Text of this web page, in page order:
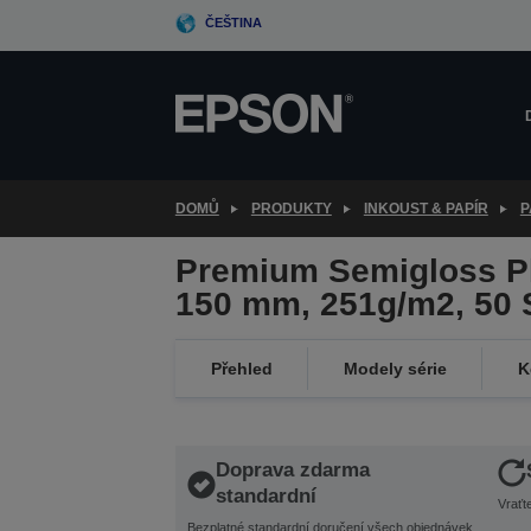
ČEŠTINA
DOMŮ PRODUKTY INKOUST & PAPÍR
Premium Semigloss
150 mm, 251g/m2, 50
Přehled Modely série
Doprava zdarma
standardní
Bezplatné standardní doručení všech objednávek